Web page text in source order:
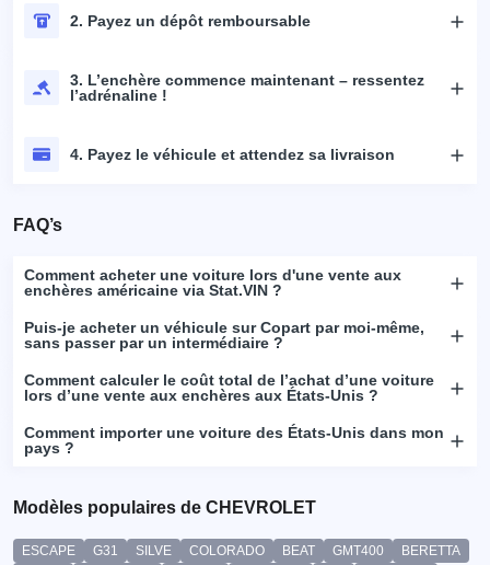
2. Payez un dépôt remboursable
3. L’enchère commence maintenant – ressentez
l’adrénaline !
4. Payez le véhicule et attendez sa livraison
FAQ’s
Comment acheter une voiture lors d'une vente aux
enchères américaine via Stat.VIN ?
Puis-je acheter un véhicule sur Copart par moi-même,
sans passer par un intermédiaire ?
Comment calculer le coût total de l’achat d’une voiture
lors d’une vente aux enchères aux États-Unis ?
Comment importer une voiture des États-Unis dans mon
pays ?
Modèles populaires de CHEVROLET
ESCAPE G31 SILVE COLORADO BEAT GMT400
BERETTA